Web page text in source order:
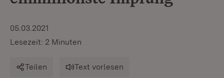
05.03.2021
Lesezeit: 2 Minuten
Teilen Text vorlesen